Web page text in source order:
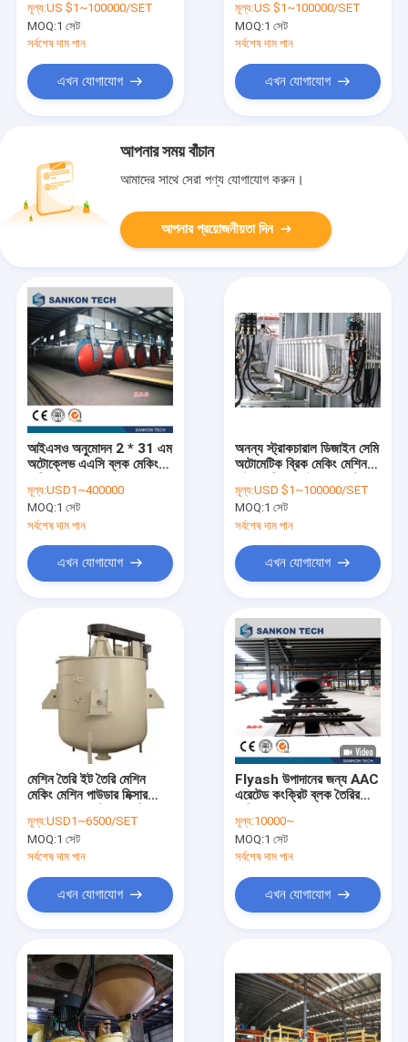
পণ্য
আমাদের সম্পর্কে
মূল্য:US $1~100000/SET
MOQ:1 সেট
সর্বশেষ দাম পান
এখন যোগাযোগ
মূল্য:US $1~100000/SET
MOQ:1 সেট
সর্বশেষ দাম পান
এখন যোগাযোগ
আপনার সময় বাঁচান
আমাদের সাথে সেরা পণ্য যোগাযোগ করুন।
আপনার প্রয়োজনীয়তা দিন
আইএসও অনুমোদন 2 * 31 এম
অটোক্লেভ এএসি ব্লক মেকিং
মূল্য:USD1~400000
MOQ:1 সেট
সর্বশেষ দাম পান
এখন যোগাযোগ
অনন্য স্ট্রাকচারাল ডিজাইন সেমি
অটোমেটিক ব্রিক মেকিং মেশিন
AAC ব্রিকস মেশিন
মূল্য:USD $1~100000/SET
MOQ:1 সেট
সর্বশেষ দাম পান
এখন যোগাযোগ
মেশিন তৈরি ইট তৈরি মেশিন
মেকিং মেশিন পাউডার মিক্সার
মূল্য:USD1~6500/SET
MOQ:1 সেট
সর্বশেষ দাম পান
এখন যোগাযোগ
Flyash উপাদানের জন্য AAC
এরেটেড কংক্রিট ব্লক তৈরির
মূল্য:10000~
MOQ:1 সেট
সর্বশেষ দাম পান
এখন যোগাযোগ